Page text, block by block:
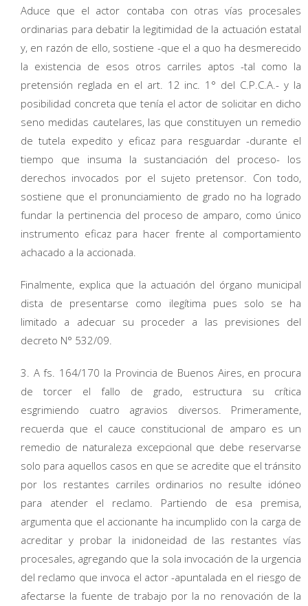
Aduce que el actor contaba con otras vías procesales
ordinarias para debatir la legitimidad de la actuación estatal
y, en razón de ello, sostiene -que el a quo ha desmerecido
la existencia de esos otros carriles aptos -tal como la
pretensión reglada en el art. 12 inc. 1° del C.P.C.A.- y la
posibilidad concreta que tenía el actor de solicitar en dicho
seno medidas cautelares, las que constituyen un remedio
de tutela expedito y eficaz para resguardar -durante el
tiempo que insuma la sustanciación del proceso- los
derechos invocados por el sujeto pretensor. Con todo,
sostiene que el pronunciamiento de grado no ha logrado
fundar la pertinencia del proceso de amparo, como único
instrumento eficaz para hacer frente al comportamiento
achacado a la accionada.
Finalmente, explica que la actuación del órgano municipal
dista de presentarse como ilegítima pues solo se ha
limitado a adecuar su proceder a las previsiones del
decreto N° 532/09.
3. A fs. 164/170 la Provincia de Buenos Aires, en procura
de torcer el fallo de grado, estructura su crítica
esgrimiendo cuatro agravios diversos. Primeramente,
recuerda que el cauce constitucional de amparo es un
remedio de naturaleza excepcional que debe reservarse
solo para aquellos casos en que se acredite que el tránsito
por los restantes carriles ordinarios no resulte idóneo
para atender el reclamo. Partiendo de esa premisa,
argumenta que el accionante ha incumplido con la carga de
acreditar y probar la inidoneidad de las restantes vías
procesales, agregando que la sola invocación de la urgencia
del reclamo que invoca el actor -apuntalada en el riesgo de
afectarse la fuente de trabajo por la no renovación de la